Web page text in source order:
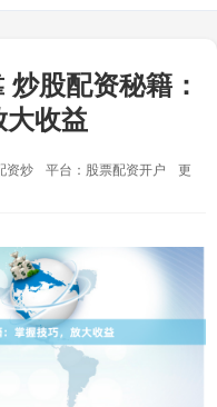
股配资秘籍：
收益
资炒 平台：股票配资开户
更